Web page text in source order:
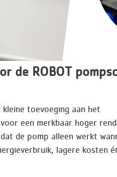
de ROBOT
kleine toevoeging aan het
een merkbaar hoger
de pomp alleen werkt
lagere kosten